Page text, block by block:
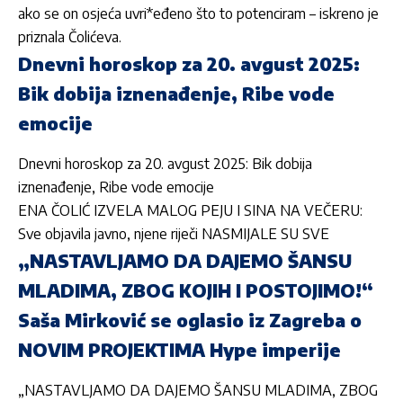
ako se on osjeća uvri*eđeno što to potenciram – iskreno je
priznala Čolićeva.
Dnevni horoskop za 20. avgust 2025:
Bik dobija iznenađenje, Ribe vode
emocije
Dnevni horoskop za 20. avgust 2025: Bik dobija
iznenađenje, Ribe vode emocije
ENA ČOLIĆ IZVELA MALOG PEJU I SINA NA VEČERU:
Sve objavila javno, njene riječi NASMIJALE SU SVE
„NASTAVLJAMO DA DAJEMO ŠANSU
MLADIMA, ZBOG KOJIH I POSTOJIMO!“
Saša Mirković se oglasio iz Zagreba o
NOVIM PROJEKTIMA Hype imperije
„NASTAVLJAMO DA DAJEMO ŠANSU MLADIMA, ZBOG